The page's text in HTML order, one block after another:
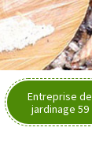
Entreprise de
jardinage 59